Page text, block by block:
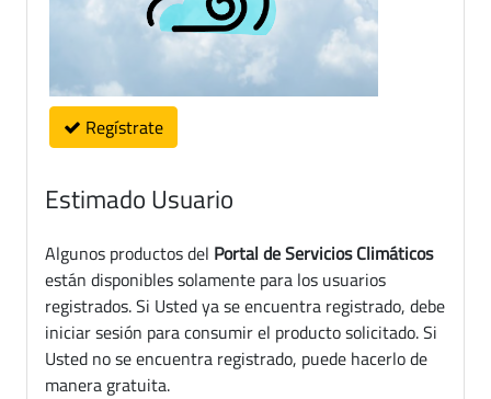
Regístrate
Estimado Usuario
Algunos productos del Portal de Servicios Climáticos
están disponibles solamente para los usuarios
registrados. Si Usted ya se encuentra registrado, debe
iniciar sesión para consumir el producto solicitado. Si
Usted no se encuentra registrado, puede hacerlo de
manera gratuita.